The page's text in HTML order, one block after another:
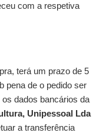
com a respetiva
terá um prazo de 5
pena de o pedido ser
dados bancários da
Unipessoal Lda
a transferência